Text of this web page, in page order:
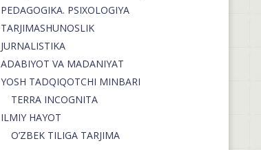
PEDAGOGIKA. PSIXOLOGIYA
TARJIMASHUNOSLIK
JURNALISTIKA
ADABIYOT VA MADANIYAT
YOSH TADQIQOTCHI MINBARI
TERRA INCOGNITA
ILMIY HAYOT
O’ZBEK TILIGA TARJIMA